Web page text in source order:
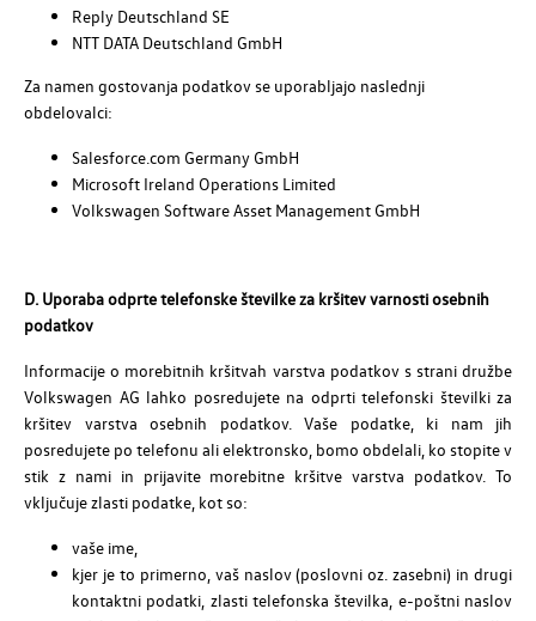
Reply Deutschland SE
NTT DATA Deutschland GmbH
Za namen gostovanja podatkov se uporabljajo naslednji
obdelovalci:
Salesforce.com Germany GmbH
Microsoft Ireland Operations Limited
Volkswagen Software Asset Management GmbH
D. Uporaba odprte telefonske številke za kršitev varnosti osebnih
podatkov
Informacije o morebitnih kršitvah varstva podatkov s strani družbe
Volkswagen AG lahko posredujete na odprti telefonski številki za
kršitev varstva osebnih podatkov. Vaše podatke, ki nam jih
posredujete po telefonu ali elektronsko, bomo obdelali, ko stopite v
stik z nami in prijavite morebitne kršitve varstva podatkov. To
vključuje zlasti podatke, kot so:
vaše ime,
kjer je to primerno, vaš naslov (poslovni oz. zasebni) in drugi
kontaktni podatki, zlasti telefonska številka, e-poštni naslov